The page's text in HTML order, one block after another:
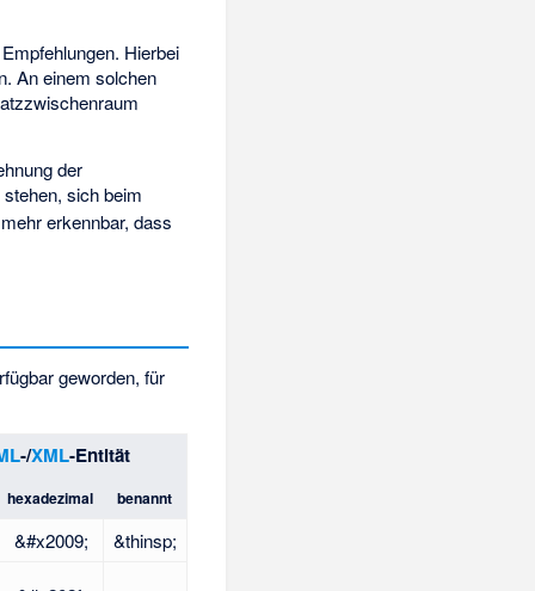
Hierbei
An einem solchen
der
stehen, sich beim
erkennbar, dass
geworden, für
-/XML-Entität
hexadezimal benannt
&#x2009; &thinsp;